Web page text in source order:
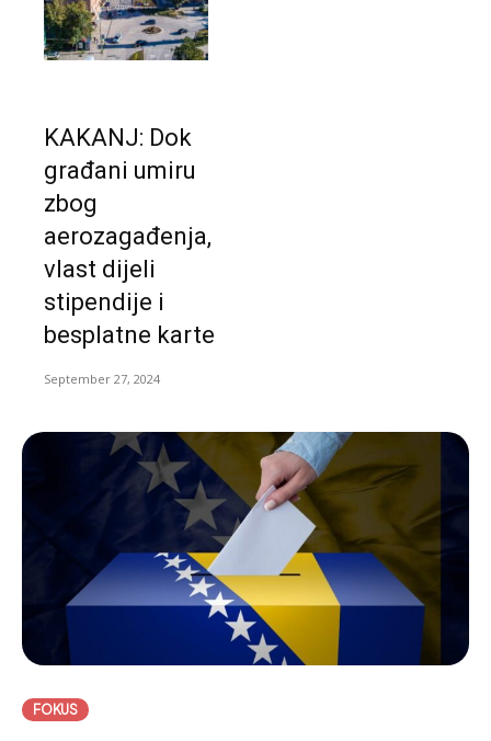
KAKANJ: Dok
građani umiru
zbog
aerozagađenja,
vlast dijeli
stipendije i
besplatne karte
September 27, 2024
FOKUS